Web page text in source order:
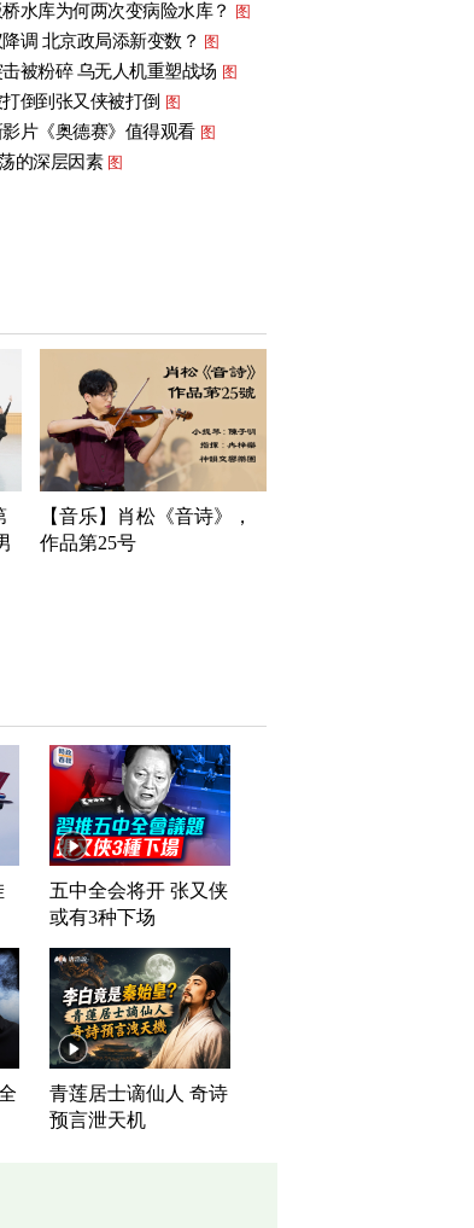
水库为何两次变病险水库？ 图
调 北京政局添新变数？ 图
被粉碎 乌无人机重塑战场 图
倒到张又侠被打倒 图
影片《奥德赛》值得观看 图
的深层因素 图
【音乐】肖松《音诗》，
作品第25号
五中全会将开 张又侠
或有3种下场
青莲居士谪仙人 奇诗
预言泄天机